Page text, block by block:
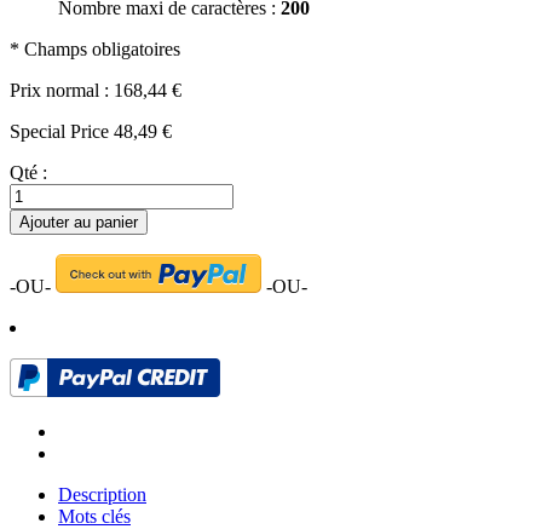
Nombre maxi de caractères : 200
* Champs obligatoires
Prix normal : 168,44 €
Special Price 48,49 €
Qté :
Ajouter au panier
-OU- -OU-
Description
Mots clés